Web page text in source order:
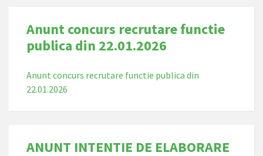
Anunt concurs recrutare functie
publica din 22.01.2026
Anunt concurs recrutare functie publica din
22.01.2026
ANUNT INTENTIE DE ELABORARE